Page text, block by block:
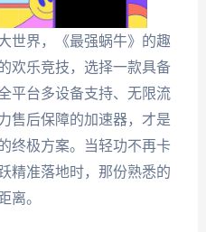
世界，《最强蜗牛》的趣
欢乐竞技，选择一款具备
平台多设备支持、无限流
售后保障的加速器，才是
终极方案。当轻功不再卡
精准落地时，那份熟悉的
离。